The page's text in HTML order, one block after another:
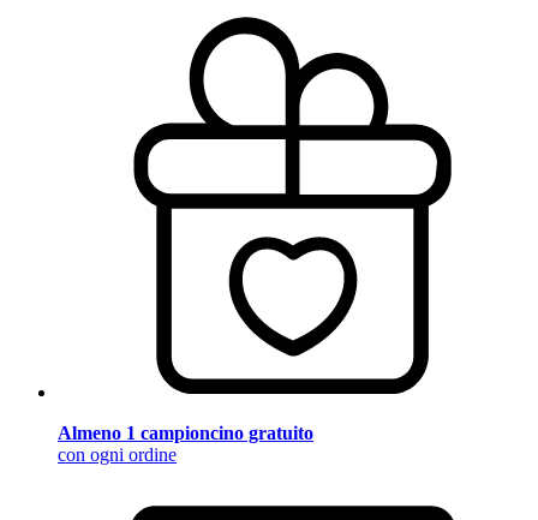
Almeno 1 campioncino gratuito
con ogni ordine